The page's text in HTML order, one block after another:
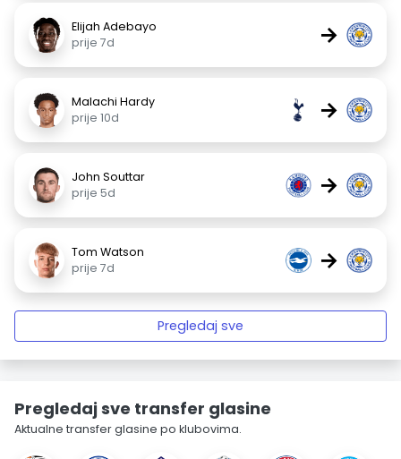
Elijah Adebayo
prije 7d
→
Malachi Hardy
prije 10d
→
John Souttar
prije 5d
→
Tom Watson
prije 7d
→
Pregledaj sve
Pregledaj sve transfer glasine
Aktualne transfer glasine po klubovima.